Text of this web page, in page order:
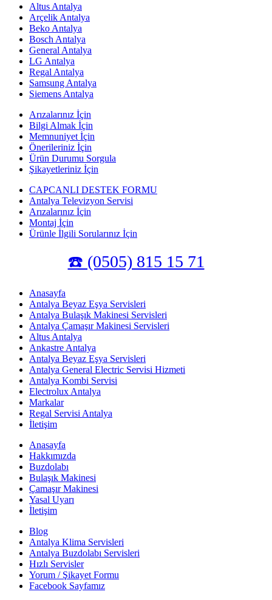
Altus Antalya
Arçelik Antalya
Beko Antalya
Bosch Antalya
General Antalya
LG Antalya
Regal Antalya
Samsung Antalya
Siemens Antalya
Arızalarınız İçin
Bilgi Almak İçin
Memnuniyet İçin
Önerileriniz İçin
Ürün Durumu Sorgula
Şikayetleriniz İçin
CAPCANLI DESTEK FORMU
Antalya Televizyon Servisi
Arızalarınız İçin
Montaj İçin
Ürünle İlgili Sorularınız İçin
☎️ (0505) 815 15 71
Anasayfa
Antalya Beyaz Eşya Servisleri
Antalya Bulaşık Makinesi Servisleri
Antalya Çamaşır Makinesi Servisleri
Altus Antalya
Ankastre Antalya
Antalya Beyaz Eşya Servisleri
Antalya General Electric Servisi Hizmeti
Antalya Kombi Servisi
Electrolux Antalya
Markalar
Regal Servisi Antalya
İletişim
Anasayfa
Hakkımızda
Buzdolabı
Bulaşık Makinesi
Çamaşır Makinesi
Yasal Uyarı
İletişim
Blog
Antalya Klima Servisleri
Antalya Buzdolabı Servisleri
Hızlı Servisler
Yorum / Şikayet Formu
Facebook Sayfamız